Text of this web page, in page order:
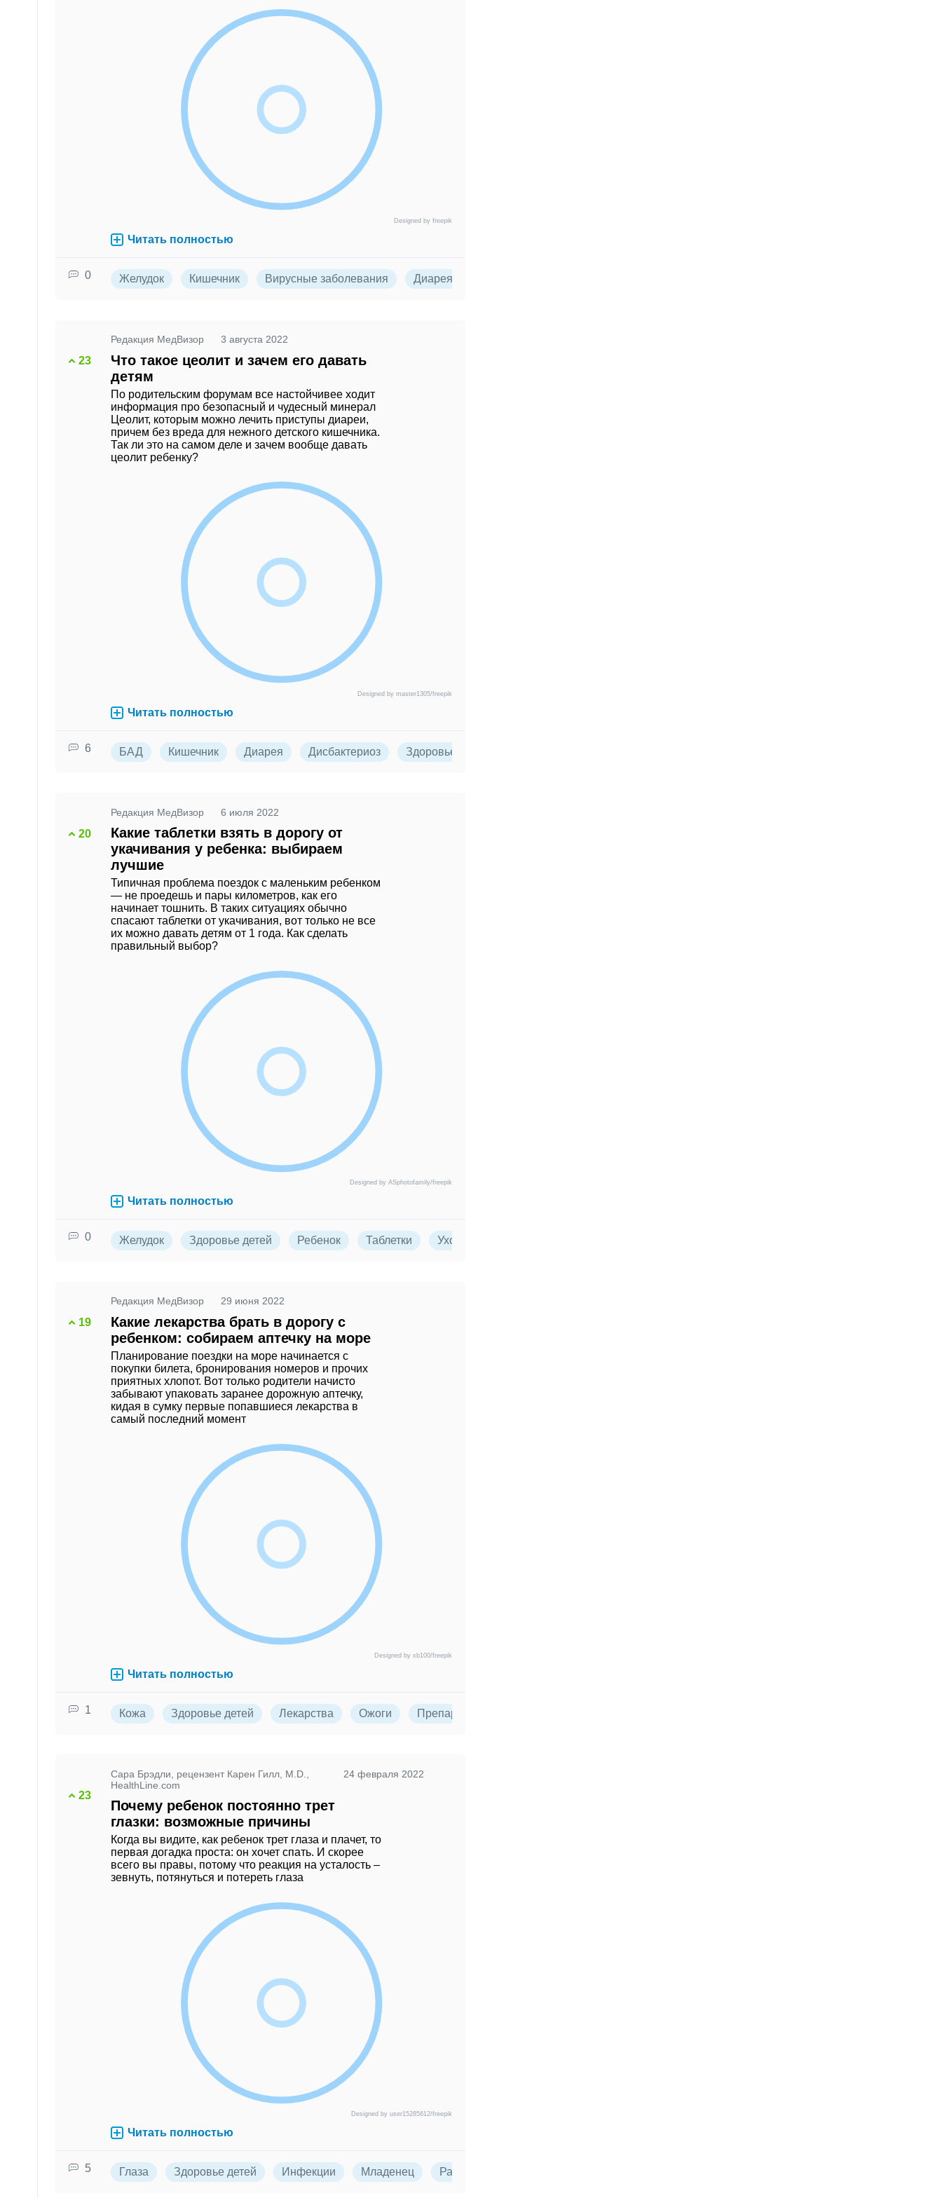
Designed by freepik
Читать полностью
0 Желудок Кишечник Вирусные заболевания Диарея
23
Редакция МедВизор 3 августа 2022
Что такое цеолит и зачем его давать
детям
По родительским форумам все настойчивее ходит
информация про безопасный и чудесный минерал
Цеолит, которым можно лечить приступы диареи,
причем без вреда для нежного детского кишечника.
Так ли это на самом деле и зачем вообще давать
цеолит ребенку?
Designed by master1305/freepik
Читать полностью
6 БАД Кишечник Диарея Дисбактериоз Здоровье детей
20
Редакция МедВизор 6 июля 2022
Какие таблетки взять в дорогу от
укачивания у ребенка: выбираем
лучшие
Типичная проблема поездок с маленьким ребенком
— не проедешь и пары километров, как его
начинает тошнить. В таких ситуациях обычно
спасают таблетки от укачивания, вот только не все
их можно давать детям от 1 года. Как сделать
правильный выбор?
Designed by ASphotofamily/freepik
Читать полностью
0 Желудок Здоровье детей Ребенок Таблетки Уход за ребенком
19
Редакция МедВизор 29 июня 2022
Какие лекарства брать в дорогу с
ребенком: собираем аптечку на море
Планирование поездки на море начинается с
покупки билета, бронирования номеров и прочих
приятных хлопот. Вот только родители начисто
забывают упаковать заранее дорожную аптечку,
кидая в сумку первые попавшиеся лекарства в
самый последний момент
Designed by xb100/freepik
Читать полностью
1 Кожа Здоровье детей Лекарства Ожоги Препараты
23
Сара Брэдли, рецензент Карен Гилл, M.D.,
HealthLine.com
24 февраля 2022
Почему ребенок постоянно трет
глазки: возможные причины
Когда вы видите, как ребенок трет глаза и плачет, то
первая догадка проста: он хочет спать. И скорее
всего вы правы, потому что реакция на усталость –
зевнуть, потянуться и потереть глаза
Designed by user15285612/freepik
Читать полностью
5 Глаза Здоровье детей Инфекции Младенец Развитие детей